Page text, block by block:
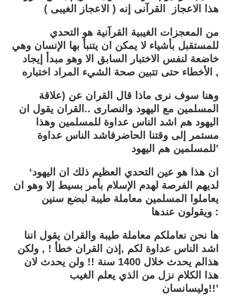
هذا الاعجاز القرآنى إنه ( الاعجاز الغيبى )
من المعجزات الغيبية القرآنية هو التحدي
للمستقبل بأشياء لا يمكن ان يتنبأ بها
الإنسان وهي
خاضعة لنفس الاختبار السابق الا وهو مبدأ إيجاد
الأخطاء حتى تتبين صحة الشيء المراد اختباره ,
المسلمين مع اليهود والنصارى ..القران يقول ان
اليهود هم اشد الناس عداوة للمسلمين وهذا
مستمر إلى وقتنا الحاضرفاشد الناس عداوة
للمسلمين هم اليهود’
‘ان هذا هو عين التحدي العظيم ذلك ان اليهود
لديهم الفرصة لهدم الإسلام بأمر بسيط إلا وهو ان
يعاملوا المسلمين معاملة طيبة لبضع سنين
ويقولون عندها :
ها نحن نعاملكم معاملة طيبة والقران يقول اننا
اشد الناس عداوة لكم ,إذن القران خطأ ! , ولكن
هذالم يحدث خلال 1400 سنة !! ولن يحدث لان
هذا الكلام نزل من الذي يعلم الغيب
وليسانسان!!’